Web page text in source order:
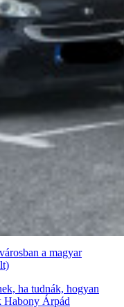
a magyar
ha tudnák, hogyan
Habony Árpád